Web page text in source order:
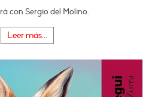
con Sergio del Molino.
Leer más...